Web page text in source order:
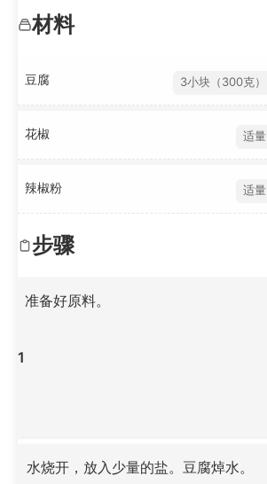
材料
豆腐 3小块（300克）
花椒 适量
辣椒粉 适量
步骤
1
准备好原料。
水烧开，放入少量的盐。豆腐焯水。